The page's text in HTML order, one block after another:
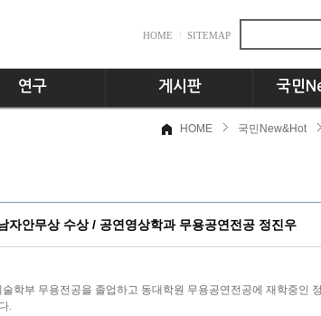
HOME SITEMAP
연구 게시판
공지사항
국민
뉴스플러스
언론속의
HOME 국민New&Hot
자안무상 수상 / 공연영상학과 무용공연전공 정진우
학부 무용전공을 졸업하고 동대학원 무용공연전공에 재학중인
.